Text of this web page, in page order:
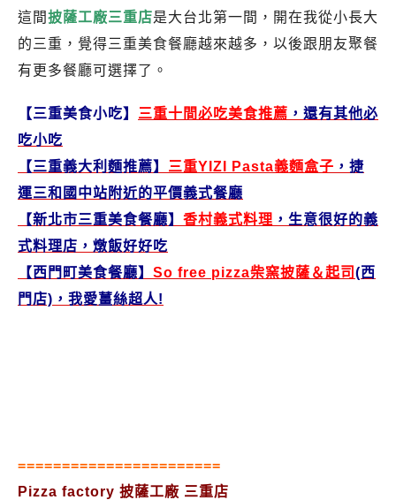
這間披薩工廠三重店是大台北第一間，開在我從小長大
的三重，覺得三重美食餐廳越來越多，以後跟朋友聚餐
有更多餐廳可選擇了。
【三重美食小吃】 三重十間必吃美食推薦 ，還有其他必
吃小吃
【三重義大利麵推薦】 三重YIZI Pasta義麵盒子 ，捷
運三和國中站附近的平價義式餐廳
【新北市三重美食餐廳】 香村義式料理 ，生意很好的義
式料理店，燉飯好好吃
【西門町美食餐廳】 So free pizza柴窯披薩＆起司 (西
門店)，我愛薑絲超人!
=======================
Pizza factory 披薩工廠 三重店